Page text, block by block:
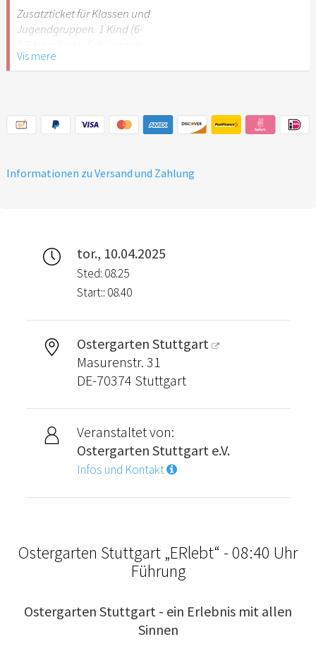
Stuttgart nicht
empfehlenswert.
Zusatzticket für Klassen und
Jugendgruppen. 1 Kind (6-
Schülerausweis.
Stuttgart nicht
empfehlenswert.
Vis mere
Informationen zu Versand und Zahlung
tor., 10.04.2025
Sted: 08.25
Start:: 08.40
Ostergarten Stuttgart
Masurenstr. 31
DE-70374 Stuttgart
Veranstaltet von:
Ostergarten Stuttgart e.V.
Infos und Kontakt
Ostergarten Stuttgart „ERlebt“ - 08:40 Uhr
Führung
Ostergarten Stuttgart - ein Erlebnis mit allen
Sinnen